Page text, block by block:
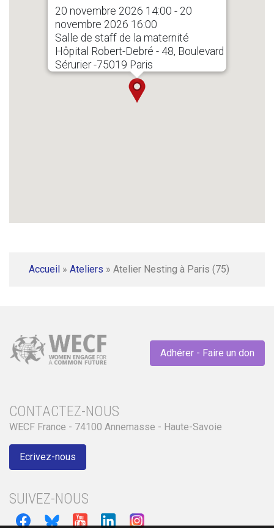
20 novembre 2026 14:00 - 20
novembre 2026 16:00
Salle de staff de la maternité
Hôpital Robert-Debré - 48, Boulevard
Sérurier -75019 Paris
Accueil » Ateliers » Atelier Nesting à Paris (75)
Adhérer - Faire un don
CONTACTEZ-NOUS
WECF France - 74100 Annemasse - Haute-Savoie
Ecrivez-nous
SUIVEZ-NOUS